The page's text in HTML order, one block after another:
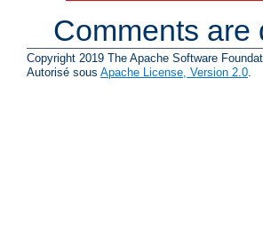
Comments are
Copyright 2019 The Apache Software
Autorisé sous Apache License, Version 2.0